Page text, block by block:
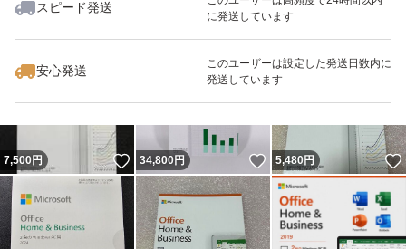
スピード発送
に発送しています
安心発送
このユーザーは設定した発送日数内に
発送しています
いいね！
35,000
7,500円 いいね！
34,800円 いいね！
5,480円